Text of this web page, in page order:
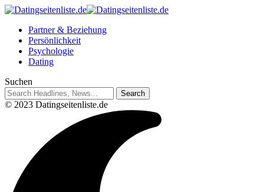
Partner & Beziehung
Persönlichkeit
Psychologie
Dating
Suchen
© 2023 Datingseitenliste.de